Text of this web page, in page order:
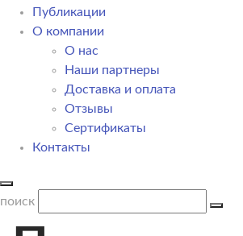
Публикации
О компании
О нас
Наши партнеры
Доставка и оплата
Отзывы
Сертификаты
Контакты
поиск